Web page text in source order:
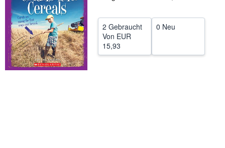
Hilfe
SCHLIESSEN
2 Gebraucht
Von EUR
15,93
0 Neu